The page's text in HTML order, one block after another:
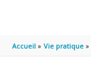
Accueil Vie pratique